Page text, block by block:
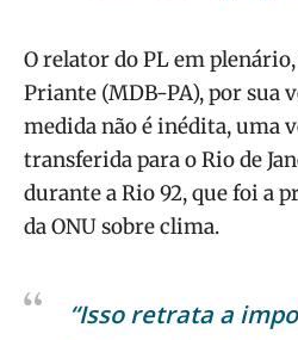
O relator do PL em plenário,
Priante (MDB-PA), por sua
medida não é inédita, uma
transferida para o Rio de
durante a Rio 92, que foi a
da ONU sobre clima.
“Isso retrata a